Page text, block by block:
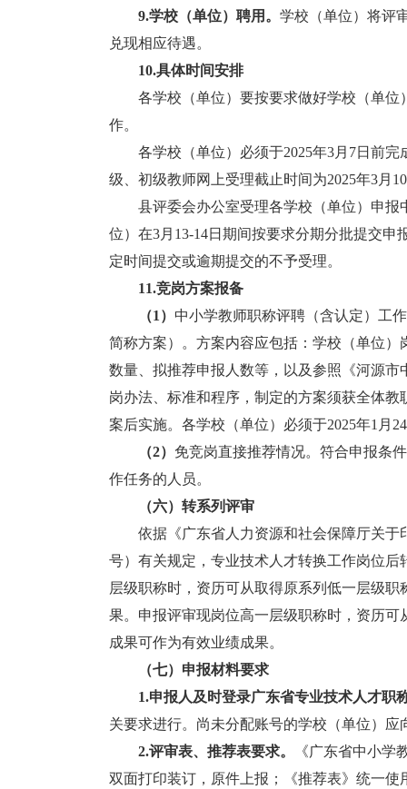
9.学校（单位）聘用。 学校（单位）将评
兑现相应待遇。
10.具体时间安排
各学校（单位）要按要求做好学校（单位
作。
各学校（单位）必须于2025年3月7日前完
级、初级教师网上受理截止时间为2025年3月
县评委会办公室受理各学校（单位）申报
位）在3月13-14日期间按要求分期分批提交
定时间提交或逾期提交的不予受理。
11.竞岗方案报备
（1 ） 中小学教师职称评聘（含认定）工
简称方案）。方案内容应包括：学校（单位
数量、拟推荐申报人数等，以及参照《河源
岗办法、标准和程序，制定的方案须获全体
案后实施。各学校（单位）必须于2025年1月
（2） 免竞岗直接推荐情况。符合申报条
作任务的人员。
（六） 转系列评审
依据《广东省人力资源和社会保障厅关于
号）有关规定，专业技术人才转换工作岗位
层级职称时，资历可从取得原系列低一层级
果。申报评审现岗位高一层级职称时，资历
成果可作为有效业绩成果。
（七）申报材料要求
1.申报人及时登录广东省专业技术人才职
关要求进行。尚未分配账号的学校（单位）
2.评审表、推荐表要求。
《广东省中小
双面打印装订，原件上报；《推荐表》统一